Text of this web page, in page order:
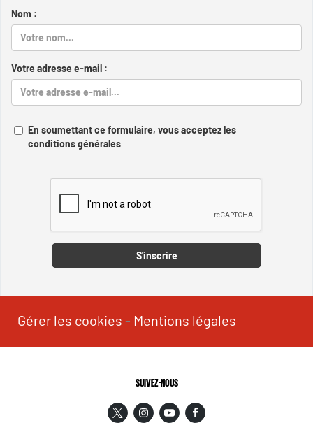
Nom :
Votre adresse e-mail :
En soumettant ce formulaire, vous acceptez les
conditions générales
S'inscrire
Gérer les cookies - Mentions légales
SUIVEZ-NOUS